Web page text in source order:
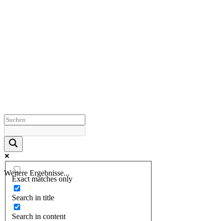
Weitere Ergebnisse...
Exact matches only
Search in title
Search in content